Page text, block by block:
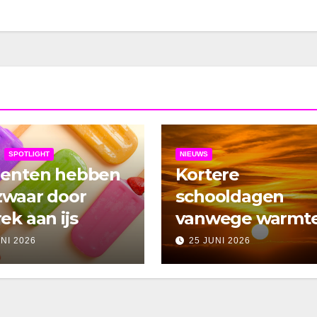
SPOTLIGHT
hebben
door
aan ijs
2026
NIEUWS
Kortere
schooldagen
vanwege
25 JUNI 2026